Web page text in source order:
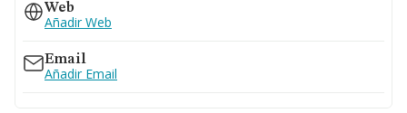
Web
Añadir Web
Email
Añadir Email